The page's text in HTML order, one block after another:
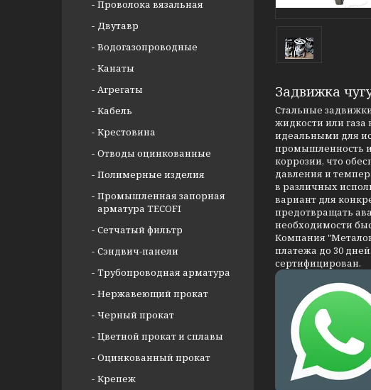
Задвижка
Стальные
жидкости или
идеальными для
промышленность и
коррозии, что
давления и
в различных
вариант для
предотвращать
необходимости
Компания "Металон
платежа до 30
сертифицирован.
Проволока вязальная
Двутавр
Водогазопроводные
Канаты
Агрегаты
Кабель
Крестовина
Отводы оцинкованные
Полимерные изделия
Промышленная запорная
арматура TECOFI
Сетчатый фильтр
Сэндвич-панели
Трубопроводная арматура
Нержавеющий прокат
Черный прокат
Цветной прокат и сплавы
Оцинкованный прокат
Крепеж